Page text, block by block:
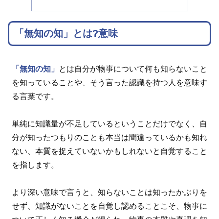
「無知の知」とは?意味
「無知の知」
とは自分が物事について何も知らないこと
を知っていることや、そう言った認識を持つ人を意味す
る言葉です。
単純に知識量が不足しているということだけでなく、自
分が知ったつもりのことも本当は間違っているかも知れ
ない、本質を捉えていないかもしれないと自覚すること
を指します。
より深い意味で言うと、知らないことは知ったかぶりを
せず、知識がないことを自覚し認めることこそ、物事に